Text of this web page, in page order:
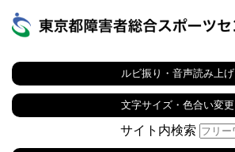
ルビ振り・音声読み上げ
文字サイズ・色合い変更
サイト内検索